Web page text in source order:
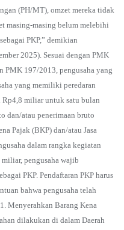
(PH/MT), omzet mereka tidak
masing-masing belum melebihi
PKP,” demikian
2025). Sesuai dengan PMK
PMK 197/2013, pengusaha yang
yang memiliki peredaran
miliar untuk satu bulan
dan/atau penerimaan bruto
Pajak (BKP) dan/atau Jasa
dalam rangka kegiatan
pengusaha wajib
PKP. Pendaftaran PKP harus
bahwa pengusaha telah
Menyerahkan Barang Kena
dilakukan di dalam Daerah